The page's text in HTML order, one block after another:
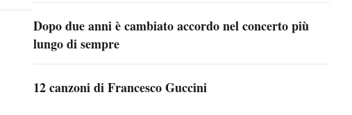
Dopo due anni è cambiato accordo nel concerto più
lungo di sempre
12 canzoni di Francesco Guccini